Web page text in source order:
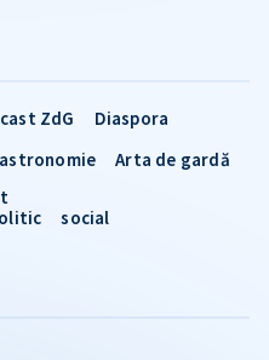
ZdG
Diaspora
Arta de gardă
social